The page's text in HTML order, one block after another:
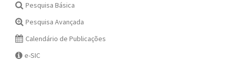
Pesquisa Básica
Pesquisa Avançada
Calendário de Publicações
e-SIC